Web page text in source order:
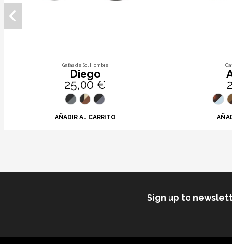
Gafas de Sol Hombre
Diego
25,00 €
AÑADIR AL CARRITO
Sign up to